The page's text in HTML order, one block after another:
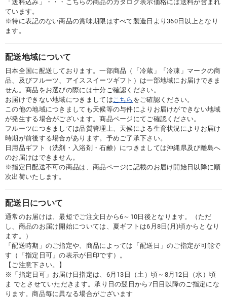
「送料込み」・・・こちらの商品のカタログ表示価格には送料が含まれ
ています。
※特に表記のない商品の賞味期限はすべて製造日より360日以上となり
ます。
配送地域について
日本全国に配送しております。一部商品（「冷蔵」「冷凍」マークの商
品、及びフルーツ、アイススイーツギフト）は一部地域にお届けできま
せん。商品をお選びの際には十分ご確認ください。
お届けできない地域につきましては こちら をご確認ください。
この他の地域につきましても天候等の与件によりお届けができない地域
が発生する場合がございます。商品ページにてご確認ください。
フルーツにつきましては品質管理上、天候による生育状況によりお届け
時期が前後する場合があります。予めご了承下さい。
日用品ギフト（洗剤・入浴剤・石鹸）につきましては沖縄県及び離島へ
のお届けはできません。
※指定日配送不可の商品は、商品ページに記載のお届け開始日以降に順
次出荷いたします。
配送日について
通常のお届けは、最短でご注文日から6～10日後となります。（ただ
し、商品のお届け開始については、夏ギフトは6月8日(月)頃からとなり
ます。）
「配送時期」のご指定や、商品によっては「配送日」のご指定が可能で
す（「指定日可」の表示が目印です）。
【ご注意下さい。】
※「指定日可」お届け日指定は、6月13日（土）頃～8月12日（水）頃
ま でとさせていただきます。承り日の翌日から7日目以降のご指定にな
ります。商品毎に異なる場合がございます